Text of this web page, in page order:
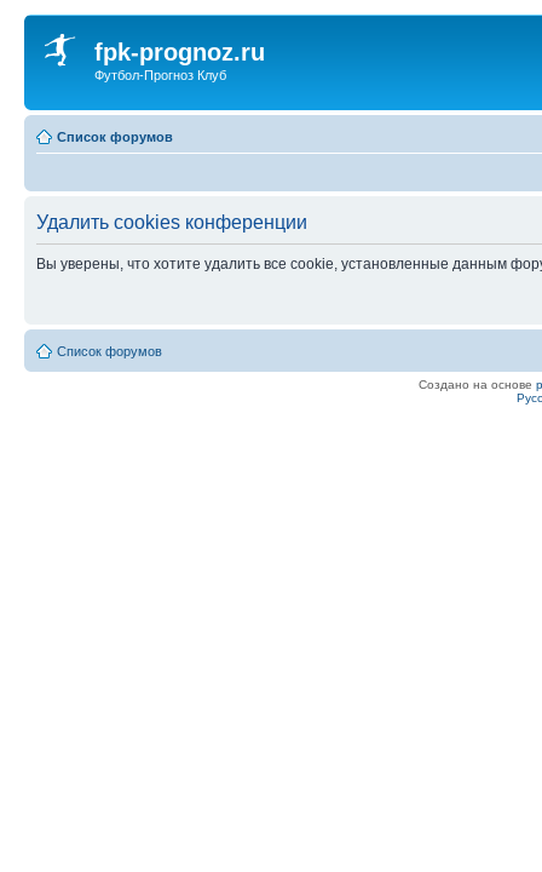
fpk-prognoz.ru
Футбол-Прогноз Клуб
Список форумов
Удалить cookies конференции
Вы уверены, что хотите удалить все cookie, установленные данным
Список форумов
Создано на основе